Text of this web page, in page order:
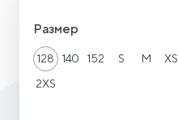
Размер
128 140 152 S M XS
2XS